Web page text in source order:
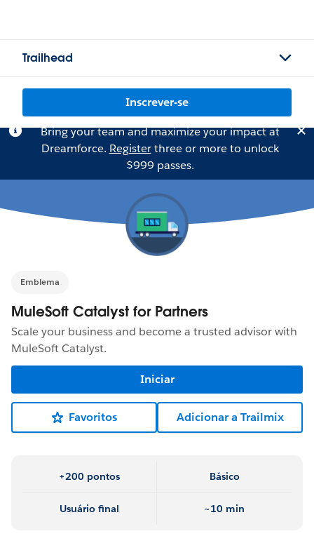
Trailhead
Inscrever-se
Bring your team and maximize your impact at
Dreamforce. Registerthree or more to unlock
$999 passes.
Emblema
MuleSoft Catalyst for Partners
Scale your business and become a trusted advisor with
MuleSoft Catalyst.
Iniciar
Favoritos Adicionar a Trailmix
+200 pontos Básico
Usuário final ~10 min